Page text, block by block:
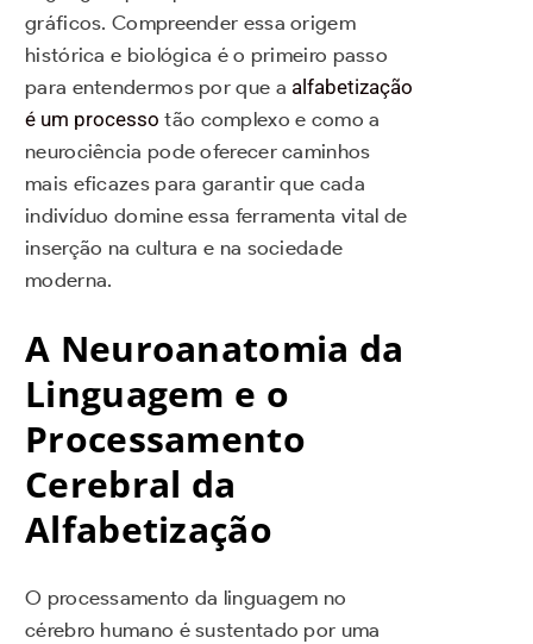
gráficos. Compreender essa origem
histórica e biológica é o primeiro passo
para entendermos por que a alfabetização
é um processo tão complexo e como a
neurociência pode oferecer caminhos
mais eficazes para garantir que cada
indivíduo domine essa ferramenta vital de
inserção na cultura e na sociedade
moderna.
A Neuroanatomia da
Linguagem e o
Processamento
Cerebral da
Alfabetização
O processamento da linguagem no
cérebro humano é sustentado por uma